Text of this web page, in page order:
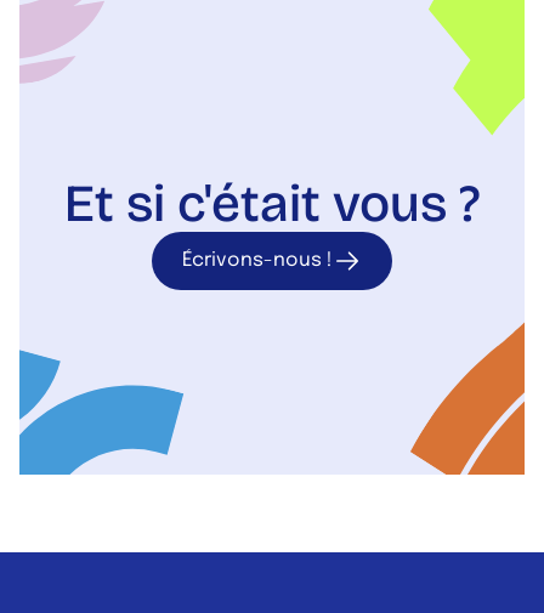
Et si c'était vous ?
Écrivons-nous !